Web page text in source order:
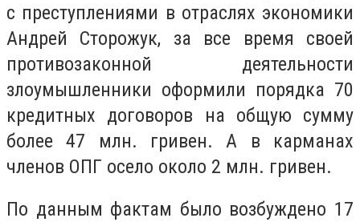
с преступлениями в отраслях экономики
Андрей Сторожук, за все время своей
противозаконной деятельности
злоумышленники оформили порядка 70
кредитных договоров на общую сумму
более 47 млн. гривен. А в карманах
членов ОПГ осело около 2 млн. гривен.
По данным фактам было возбуждено 17